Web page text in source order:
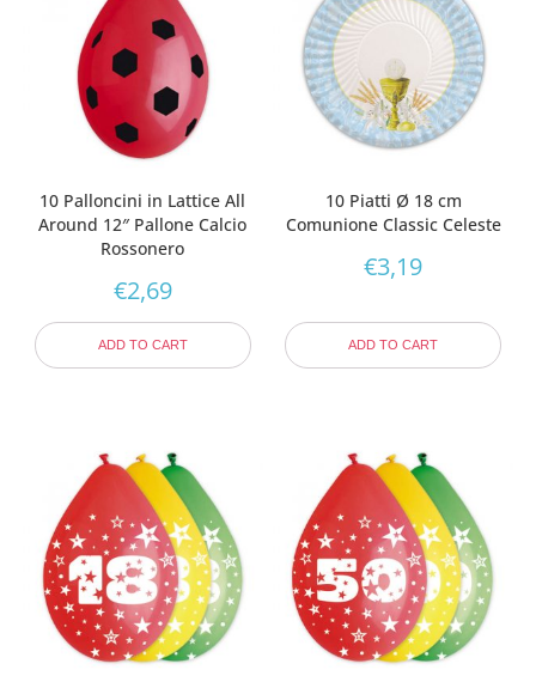
10 Palloncini in Lattice All
Around 12″ Pallone Calcio
Rossonero
€2,69
ADD TO CART
10 Piatti Ø 18 cm
Comunione Classic Celeste
€3,19
ADD TO CART